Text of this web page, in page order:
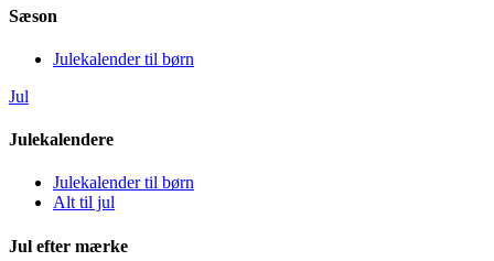
Sæson
Julekalender til børn
Jul
Julekalendere
Julekalender til børn
Alt til jul
Jul efter mærke